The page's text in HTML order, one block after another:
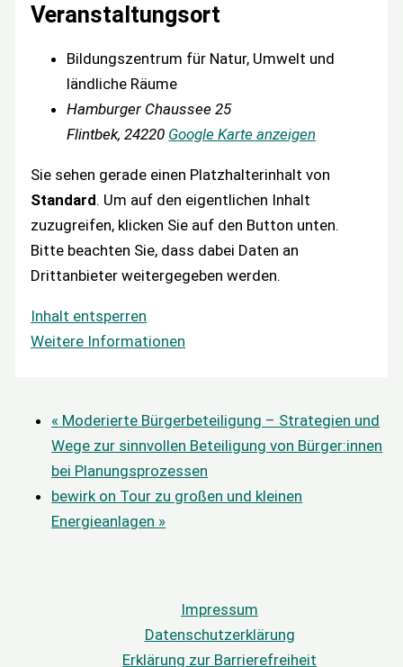
Veranstaltungsort
Bildungszentrum für Natur, Umwelt und
ländliche Räume
Hamburger Chaussee 25
Flintbek, 24220 Google Karte anzeigen
Sie sehen gerade einen Platzhalterinhalt von
Standard. Um auf den eigentlichen Inhalt
zuzugreifen, klicken Sie auf den Button unten.
Bitte beachten Sie, dass dabei Daten an
Drittanbieter weitergegeben werden.
Inhalt entsperren
Weitere Informationen
« Moderierte Bürgerbeteiligung – Strategien und
Wege zur sinnvollen Beteiligung von Bürger:innen
bei Planungsprozessen
bewirk on Tour zu großen und kleinen
Energieanlagen »
Impressum
Datenschutzerklärung
Erklärung zur Barrierefreiheit